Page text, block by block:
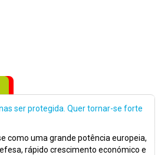
ser protegida. Quer tornar-se forte
como uma grande potência europeia,
rápido crescimento económico e